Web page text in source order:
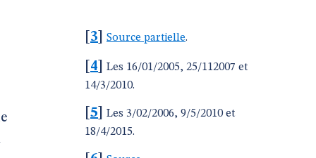
3 Source partielle.
4
Les 16/01/2005, 25/112007 et
14/3/2010.
5
Les 3/02/2006, 9/5/2010 et
18/4/2015.